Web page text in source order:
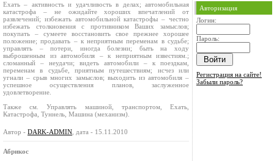
Ехать – активность и удачливость в делах; автомобильная
катастрофа – не ожидайте хороших впечатлений от
развлечений; избежать автомобильной катастрофы – честно
избежать столкновения с противником Ваших замыслов;
покупать – сумеете восстановить свое прежнее хорошее
положение; продавать – к неприятным переменам в судьбе;
управлять – потери, иногда болезни; быть на ходу
выброшенным из автомобиля – к неприятным известиям.;
сломанный – неудачи; видеть автомобили – к поездкам,
переменам в судьбе, приятным путешествиям; исчез или
угнали – срыв многих замыслов; выходить из автомобиля –
успешное осуществления планов, заслуженное
удовлетворение.
Также см. Управлять машиной, транспортом, Ехать,
Катастрофа, Туннель, Машина (механизм).
Автор - DARK-ADMIN , дата - 15.11.2010
Абрикос
Авторизация
Логин:
Пароль:
Регистрация на сайте!
Забыли пароль?